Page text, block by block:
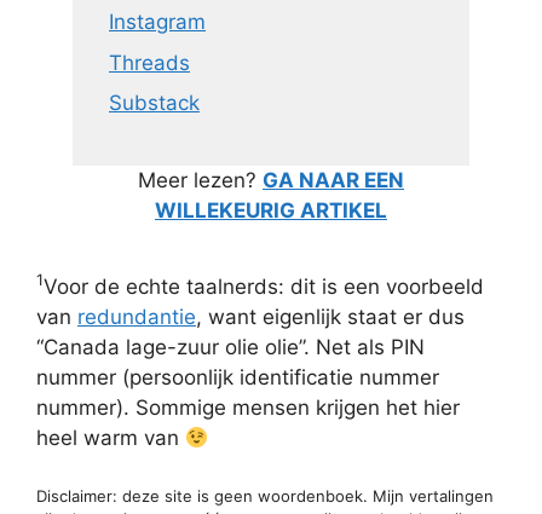
Instagram
Threads
Substack
Meer lezen? GA NAAR EEN
WILLEKEURIG ARTIKEL
1Voor de echte taalnerds: dit is een voorbeeld
van redundantie, want eigenlijk staat er dus
“Canada lage-zuur olie olie”. Net als PIN
nummer (persoonlijk identificatie nummer
nummer). Sommige mensen krijgen het hier
heel warm van
Disclaimer: deze site is geen woordenboek. Mijn vertalingen